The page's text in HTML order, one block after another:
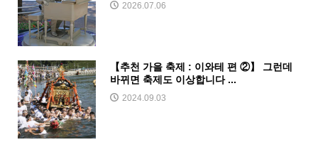
2026.07.06
【추천 가을 축제 : 이와테 편 ②】 그런데
바뀌면 축제도 이상합니다 ...
2024.09.03